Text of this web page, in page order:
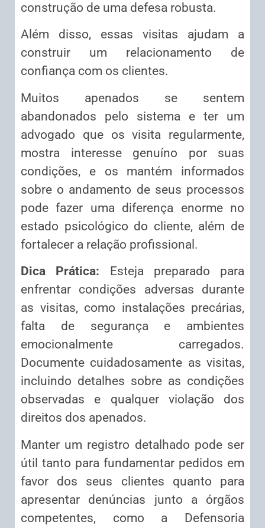
construção de uma defesa robusta.
Além disso, essas visitas ajudam a
construir um relacionamento de
confiança com os clientes.
Muitos apenados se sentem
abandonados pelo sistema e ter um
advogado que os visita regularmente,
mostra interesse genuíno por suas
condições, e os mantém informados
sobre o andamento de seus processos
pode fazer uma diferença enorme no
estado psicológico do cliente, além de
fortalecer a relação profissional.
Dica Prática: Esteja preparado para
enfrentar condições adversas durante
as visitas, como instalações precárias,
falta de segurança e ambientes
emocionalmente carregados.
Documente cuidadosamente as visitas,
incluindo detalhes sobre as condições
observadas e qualquer violação dos
direitos dos apenados.
Manter um registro detalhado pode ser
útil tanto para fundamentar pedidos em
favor dos seus clientes quanto para
apresentar denúncias junto a órgãos
competentes, como a Defensoria